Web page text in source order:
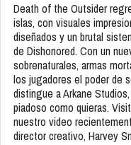
Death of the Outsider
islas, con visuales
diseñados y un brutal
de Dishonored. Con un
sobrenaturales, armas
los jugadores el poder de
distingue a Arkane
piadoso como quieras.
nuestro video
director creativo, Harvey